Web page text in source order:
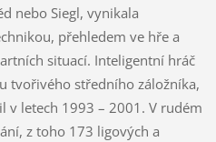
nebo Siegl, vynikala
přehledem ve hře a
situací. Inteligentní hráč
tvořivého středního záložníka,
v letech 1993 – 2001. V rudém
z toho 173 ligových a